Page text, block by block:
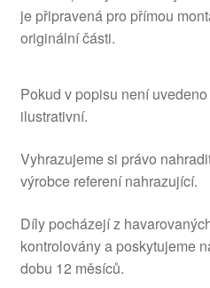
je připravená pro přímou
originální části.
Pokud v popisu není
ilustrativní.
Vyhrazujeme si právo
výrobce referení nahrazující.
Díly pocházejí z
kontrolovány a poskytujeme
dobu 12 měsíců.